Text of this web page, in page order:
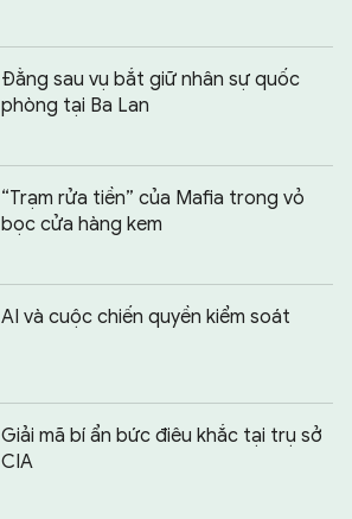
Đằng sau vụ bắt giữ nhân sự quốc
phòng tại Ba Lan
“Trạm rửa tiền” của Mafia trong vỏ
bọc cửa hàng kem
AI và cuộc chiến quyền kiểm soát
Giải mã bí ẩn bức điêu khắc tại trụ sở
CIA